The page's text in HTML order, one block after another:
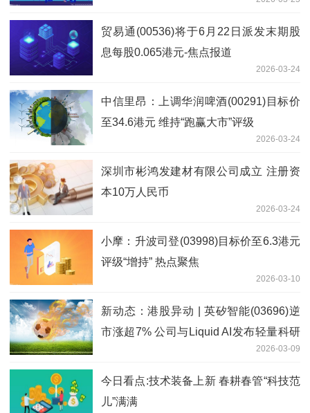
贸易通(00536)将于6月22日派发末期股
息每股0.065港元-焦点报道
2026-03-24
中信里昂：上调华润啤酒(00291)目标价
至34.6港元 维持“跑赢大市”评级
2026-03-24
深圳市彬鸿发建材有限公司成立 注册资
本10万人民币
2026-03-24
小摩：升波司登(03998)目标价至6.3港元
评级“增持” 热点聚焦
2026-03-10
新动态：港股异动 | 英矽智能(03696)逆
市涨超7% 公司与Liquid AI发布轻量科研
基础模型 今日起正式进入港股通2026-03-09
今日看点:技术装备上新 春耕春管“科技范
儿”满满